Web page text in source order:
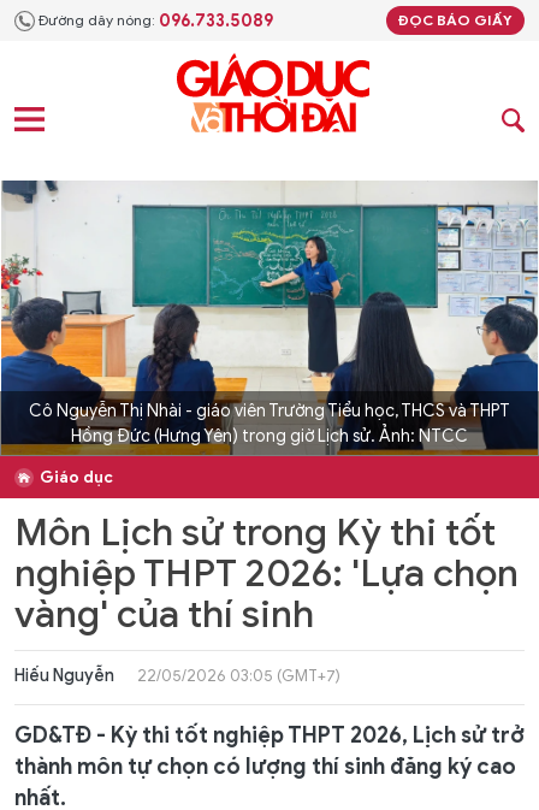
Đường dây nóng: 096.733.5089 ĐỌC BÁO GIẤY
Cô Nguyễn Thị Nhài - giáo viên Trường Tiểu học, THCS và THPT
Hồng Đức (Hưng Yên) trong giờ Lịch sử. Ảnh: NTCC
Giáo dục
Môn Lịch sử trong Kỳ thi tốt
nghiệp THPT 2026: 'Lựa chọn
vàng' của thí sinh
Hiếu Nguyễn 22/05/2026 03:05 (GMT+7)
GD&TĐ - Kỳ thi tốt nghiệp THPT 2026, Lịch sử trở
thành môn tự chọn có lượng thí sinh đăng ký cao
nhất.